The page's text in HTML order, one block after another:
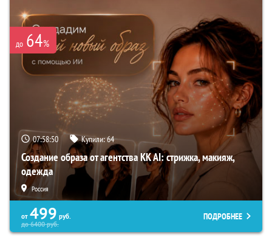
до 64%
07:58:49 Купили:64
Создание образа от агентства KK AI: стрижка, макияж,
одежда
Россия
от 499 руб.
до6400руб.
ПОДРОБНЕЕ